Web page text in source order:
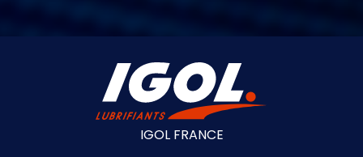
IGOL FRANCE